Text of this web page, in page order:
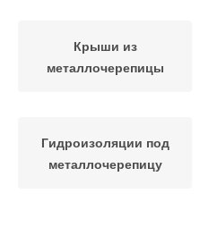
Крыши из
металлочерепицы
Гидроизоляции под
металлочерепицу